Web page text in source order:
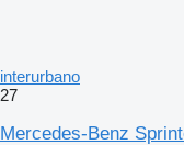
interurbano
27
Mercedes-Benz